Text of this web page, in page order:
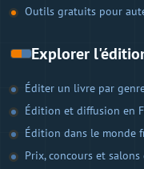
Outils gratuits pour
Explorer
Éditer un livre par
Édition et diffusion en
Édition dans le monde
Prix, concours et